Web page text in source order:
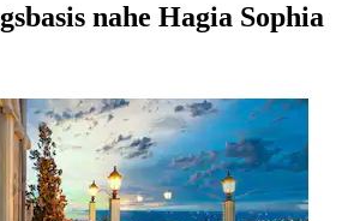
nahe Hagia Sophia